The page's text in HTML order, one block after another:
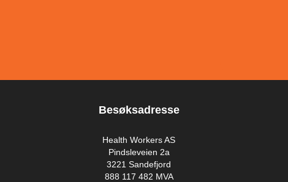
Besøksadresse
Health Workers AS
Pindsleveien 2a
3221 Sandefjord
888 117 482 MVA